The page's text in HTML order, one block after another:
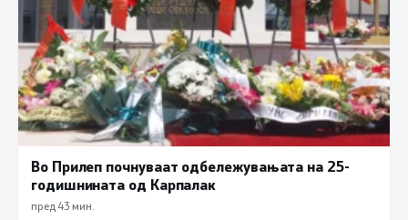
Во Прилеп почнуваат одбележувањата на 25-
годишнината од Карпалак
пред 43 мин.